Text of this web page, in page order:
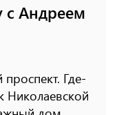
с Андреем
Где-
Николаевской